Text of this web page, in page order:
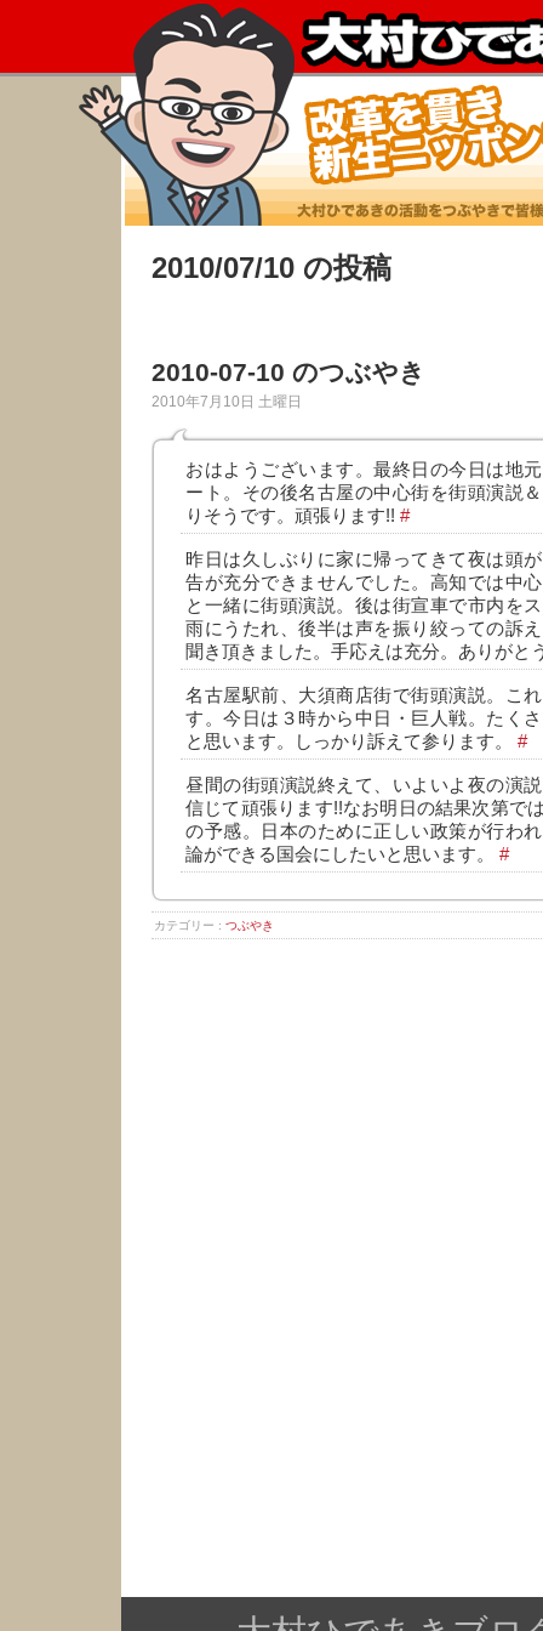
2010/07/10 の投稿
2010-07-10 のつぶやき
2010年7月10日 土曜日
おはようございます。最終日の今日は地
ート。その後名古屋の中心街を街頭演説
りそうです。頑張ります!! #
昨日は久しぶりに家に帰ってきて夜は頭
告が充分できませんでした。高知では中
と一緒に街頭演説。後は街宣車で市内を
雨にうたれ、後半は声を振り絞っての訴
聞き頂きました。手応えは充分。ありがと
名古屋駅前、大須商店街で街頭演説。こ
す。今日は３時から中日・巨人戦。たく
と思います。しっかり訴えて参ります。 #
昼間の街頭演説終えて、いよいよ夜の演
信じて頑張ります!!なお明日の結果次第で
の予感。日本のために正しい政策が行わ
論ができる国会にしたいと思います。 #
カテゴリー : つぶやき